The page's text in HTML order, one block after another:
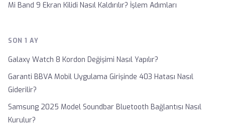
Mi Band 9 Ekran Kilidi Nasıl Kaldırılır? İşlem Adımları
SON 1 AY
Galaxy Watch 8 Kordon Değişimi Nasıl Yapılır?
Garanti BBVA Mobil Uygulama Girişinde 403 Hatası Nasıl
Giderilir?
Samsung 2025 Model Soundbar Bluetooth Bağlantısı Nasıl
Kurulur?